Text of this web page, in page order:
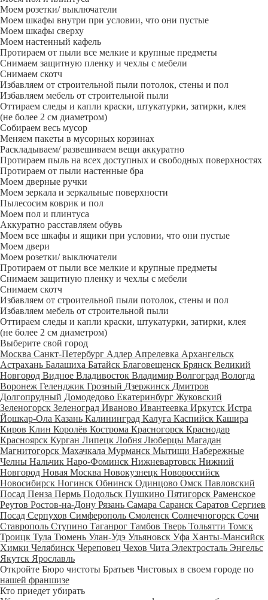
Моем розетки/ выключатели
Моем шкафы внутри при условии, что они пустые
Моем шкафы сверху
Моем настенный кафель
Протираем от пыли все мелкие и крупные предметы
Снимаем защитную пленку и чехлы с мебели
Снимаем скотч
Избавляем от строительной пыли потолок, стены и пол
Избавляем мебель от строительной пыли
Оттираем следы и капли краски, штукатурки, затирки, клея
(не более 2 см диаметром)
Собираем весь мусор
Меняем пакеты в мусорных корзинах
Раскладываем/ развешиваем вещи аккуратно
Протираем пыль на всех доступных и свободных поверхностях
Протираем от пыли настенные бра
Моем дверные ручки
Моем зеркала и зеркальные поверхности
Пылесосим коврик и пол
Моем пол и плинтуса
Аккуратно расставляем обувь
Моем все шкафы и ящики при условии, что они пустые
Моем двери
Моем розетки/ выключатели
Протираем от пыли все мелкие и крупные предметы
Снимаем защитную пленку и чехлы с мебели
Снимаем скотч
Избавляем от строительной пыли потолок, стены и пол
Избавляем мебель от строительной пыли
Оттираем следы и капли краски, штукатурки, затирки, клея
(не более 2 см диаметром)
Выберите свой город
Москва Санкт-Петербург Адлер Апрелевка Архангельск
Астрахань Балашиха Батайск Благовещенск Брянск Великий
Новгород Видное Владивосток Владимир Волгоград Вологда
Воронеж Геленджик Грозный Дзержинск Дмитров
Долгопрудный Домодедово Екатеринбург Жуковский
Зеленогорск Зеленоград Иваново Ивантеевка Иркутск Истра
Йошкар-Ола Казань Калининград Калуга Каспийск Кашира
Киров Клин Королёв Кострома Красногорск Краснодар
Красноярск Курган Липецк Лобня Люберцы Магадан
Магнитогорск Махачкала Мурманск Мытищи Набережные
Челны Нальчик Наро-Фоминск Нижневартовск Нижний
Новгород Новая Москва Новокузнецк Новороссийск
Новосибирск Ногинск Обнинск Одинцово Омск Павловский
Посад Пенза Пермь Подольск Пушкино Пятигорск Раменское
Реутов Ростов-на-Дону Рязань Самара Саранск Саратов Сергиев
Посад Серпухов Симферополь Смоленск Солнечногорск Сочи
Ставрополь Ступино Таганрог Тамбов Тверь Тольятти Томск
Троицк Тула Тюмень Улан-Удэ Ульяновск Уфа Ханты-Мансийск
Химки Челябинск Череповец Чехов Чита Электросталь Энгельс
Якутск Ярославль
Откройте Бюро чистоты Братьев Чистовых в своем городе по
нашей франшизе
Кто приедет убирать